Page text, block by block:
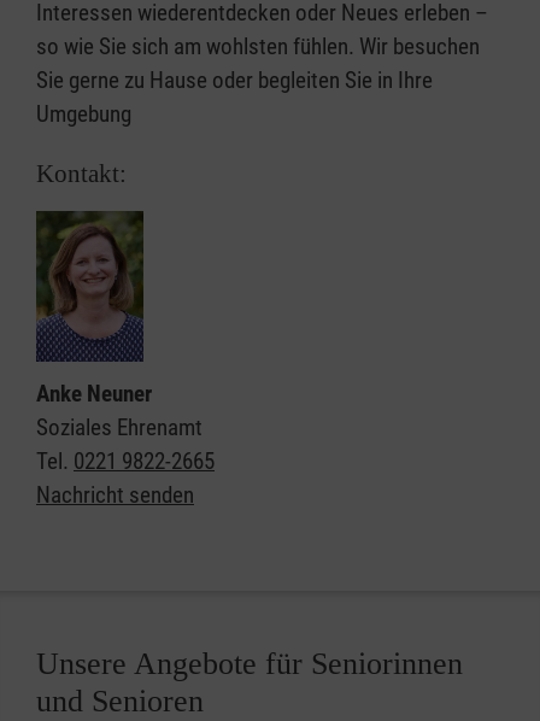
Interessen wiederentdecken oder Neues erleben –
so wie Sie sich am wohlsten fühlen. Wir besuchen
Sie gerne zu Hause oder begleiten Sie in Ihre
Umgebung
Kontakt:
Anke Neuner
Soziales Ehrenamt
Tel. 0221 9822-2665
Nachricht senden
Unsere Angebote für Seniorinnen
und Senioren